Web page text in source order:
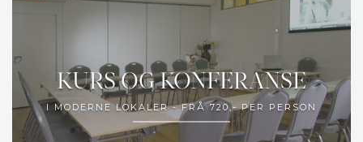
KURS OG KONFERANSE
I MODERNE LOKALER - FRÅ 720,- PER PERSON